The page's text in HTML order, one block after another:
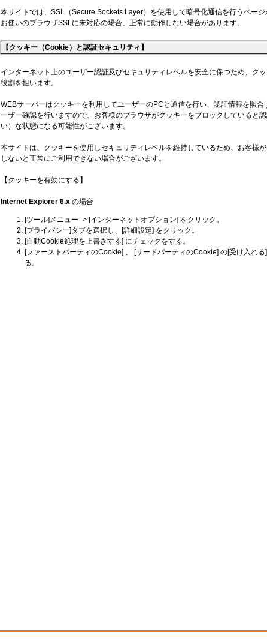
本サイトでは、SSL（Secure Sockets Layer）を使用して暗号化通信を行うページ
お使いのブラウザSSLに未対応の場合、正常に動作しない場合があります。
【クッキー（Cookie）と認証セキュリティ】
インターネット上のユーザー認証及びセキュリティレベルを安全に保つため、ク
役割を担います。
WEBサーバーはクッキーを利用してユーザーのPCと通信を行い、認証情報を照合
ーザー確認を行いますので、お客様のブラウザがクッキーをブロックしていると
い）な状態になる可能性がございます。
本サイトは、クッキーを使用しセキュリティレベルを維持しているため、お客様
しないと正常にご利用できない場合がございます。
【クッキーを有効にする】
Internet Explorer 6.x の場合
[ツール]メニュー -> [インターネットオプション] をクリック。
[プライバシー]タブを選択し、[詳細設定] をクリック。
[自動Cookie処理を上書きする] にチェックをする。
[ファーストパーティのCookie] 、 [サードパーティのCookie] の[受け入れ
る。